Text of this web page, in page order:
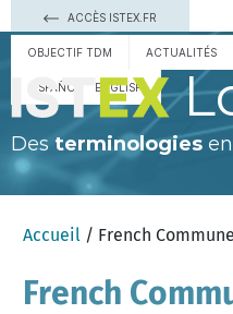
ACCÈS ISTEX.FR
OBJECTIF TDM ACTUALITÉS
ESPAÑOL ENGLISH
Des terminologies
Accueil / French
French